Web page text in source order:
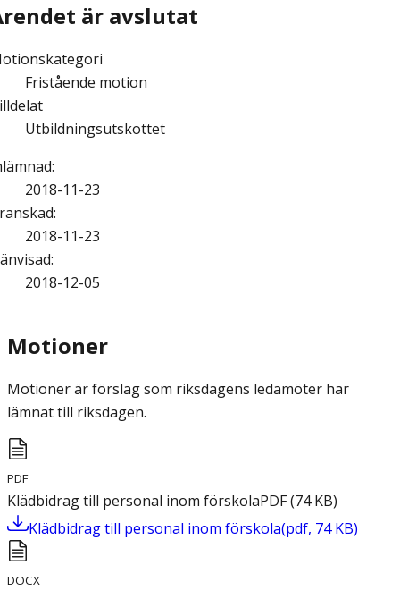
är avslutat
Fristående motion
Utbildningsutskottet
:
2018-11-23
:
2018-11-23
:
2018-12-05
Motioner
Motioner är förslag som riksdagens ledamöter har
lämnat till riksdagen.
PDF
Klädbidrag till personal inom förskolaPDF(74 KB)
Klädbidrag till personal inom förskola(pdf, 74 KB)
DOCX